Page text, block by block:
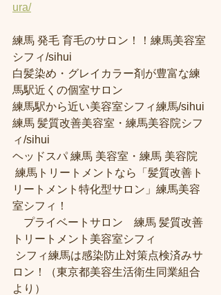
ura/
練馬 発毛 育毛のサロン！！練馬美容室
シフィ/sihui
白髪染め・グレイカラー剤が豊富な練
馬駅近くの個室サロン
練馬駅から近い美容室シフィ練馬/sihui
練馬 髪質改善美容室・練馬美容院シフ
ィ/sihui
ヘッドスパ 練馬 美容室・練馬 美容院
練馬トリートメントなら「髪質改善ト
リートメント特化型サロン」練馬美容
室シフィ！
プライベートサロン　練馬 髪質改善
トリートメント美容室シフィ
シフィ練馬は感染防止対策点検済みサ
ロン！（東京都美容生活衛生同業組合
より）